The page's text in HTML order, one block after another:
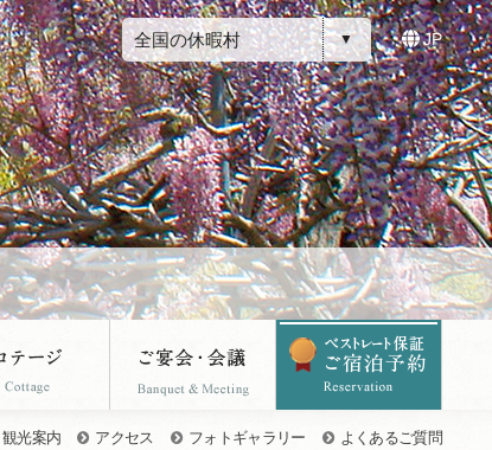
全国の休暇村 JP
観光案内 アクセス フォトギャラリー よくあるご質問